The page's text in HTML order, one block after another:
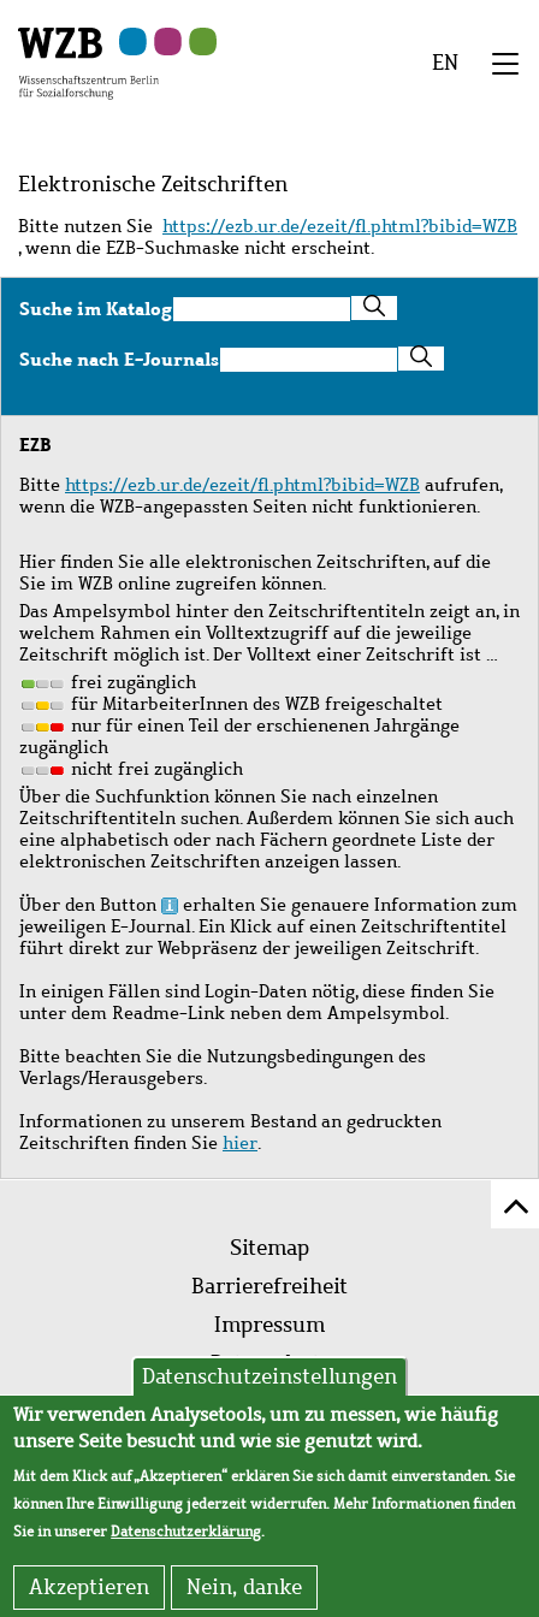
Hauptinhalt
springen
Navigation
springen
Suche
springen
Sekundärnavigation
springen
Fußzeile
springen
EN
Elektronische Zeitschriften
Bitte nutzen Sie https://ezb.ur.de/ezeit/fl.phtml?bibid=WZB
, wenn die EZB-Suchmaske nicht erscheint.
Suche im KatalogSuche
im
Katalog
Suche nach E-JournalsSuche
nach
Journals
EZB
Bitte https://ezb.ur.de/ezeit/fl.phtml?bibid=WZB aufrufen,
wenn die WZB-angepassten Seiten nicht funktionieren.
Hier finden Sie alle elektronischen Zeitschriften, auf die
Sie im WZB online zugreifen können.
Das Ampelsymbol hinter den Zeitschriftentiteln zeigt an, in
welchem Rahmen ein Volltextzugriff auf die jeweilige
Zeitschrift möglich ist. Der Volltext einer Zeitschrift ist …
frei zugänglich
für MitarbeiterInnen des WZB freigeschaltet
nur für einen Teil der erschienenen Jahrgänge
zugänglich
nicht frei zugänglich
Über die Suchfunktion können Sie nach einzelnen
Zeitschriftentiteln suchen. Außerdem können Sie sich auch
eine alphabetisch oder nach Fächern geordnete Liste der
elektronischen Zeitschriften anzeigen lassen.
Über den Button
erhalten Sie genauere Information zum
jeweiligen E-Journal. Ein Klick auf einen Zeitschriftentitel
führt direkt zur Webpräsenz der jeweiligen Zeitschrift.
In einigen Fällen sind Login-Daten nötig, diese finden Sie
unter dem Readme-Link neben dem Ampelsymbol.
Bitte beachten Sie die Nutzungsbedingungen des
Verlags/Herausgebers.
Informationen zu unserem Bestand an gedruckten
Zeitschriften finden Sie hier.
Fußleistenmenü
Sitemap
Barrierefreiheit
Impressum
Datenschutz
AVB
Datenschutzeinstellungen
Wir verwenden Analysetools, um zu messen, wie häufig
unsere Seite besucht und wie sie genutzt wird.
Mit dem Klick auf „Akzeptieren“ erklären Sie sich damit einverstanden. Sie
können Ihre Einwilligung jederzeit widerrufen. Mehr Informationen finden
Sie in unsererDatenschutzerklärung.
Akzeptieren Nein, danke